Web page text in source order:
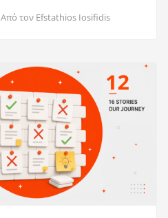
Από τον Efstathios Iosifidis